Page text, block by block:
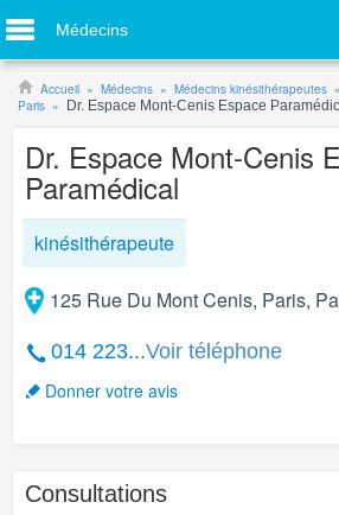
Médecins
Accueil Médecins Médecins kinésithérapeutes
Paris
Dr. Espace Mont-Cenis Espace
Dr. Espace Mont-Cenis
Paramédical
kinésithérapeute
125 Rue Du Mont Cenis, Paris,
014 223...Voir téléphone
Donner votre avis
Consultations